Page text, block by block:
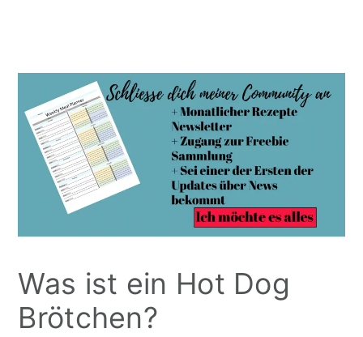
Was ist ein Hot Dog
Brötchen?